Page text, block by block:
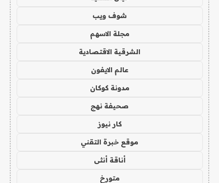
شوف ويب
مجلة الاسهم
الشرقية الاقتصادية
عالم الايفون
مدونة كوكان
صحيفة نهج
كار نيوز
موقع خبرة التقني
أناقة أنثى
متورخ